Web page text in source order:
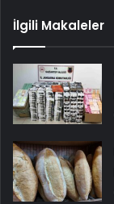
İlgili Makaleler